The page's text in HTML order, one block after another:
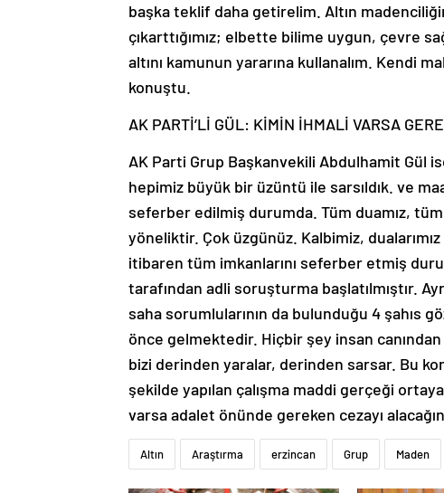
başka teklif daha getirelim. Altın
çıkarttığımız; elbette bilime uygun, çevre
altını kamunun yararına kullanalım. Kendi
konuştu.
AK PARTİ’Lİ GÜL: KİMİN İHMALİ VARSA
AK Parti Grup Başkanvekili Abdulhamit Gül
hepimiz büyük bir üzüntü ile sarsıldık. ve
seferber edilmiş durumda. Tüm duamız,
yöneliktir. Çok üzgünüz. Kalbimiz,
itibaren tüm imkanlarını seferber etmiş
tarafından adli soruşturma başlatılmıştır.
saha sorumlularının da bulunduğu 4 şahıs
önce gelmektedir. Hiçbir şey insan canından
bizi derinden yaralar, derinden sarsar. Bu
şekilde yapılan çalışma maddi gerçeği
varsa adalet önünde gereken cezayı
Altın Araştırma erzincan Grup Maden